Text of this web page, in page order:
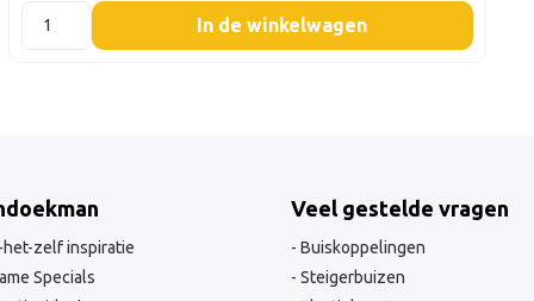
listing.boxQuantity
In de winkelwagen
het-zelf inspiratie
Specials
Veel gestelde vragen
Buiskoppelingen
Steigerbuizen